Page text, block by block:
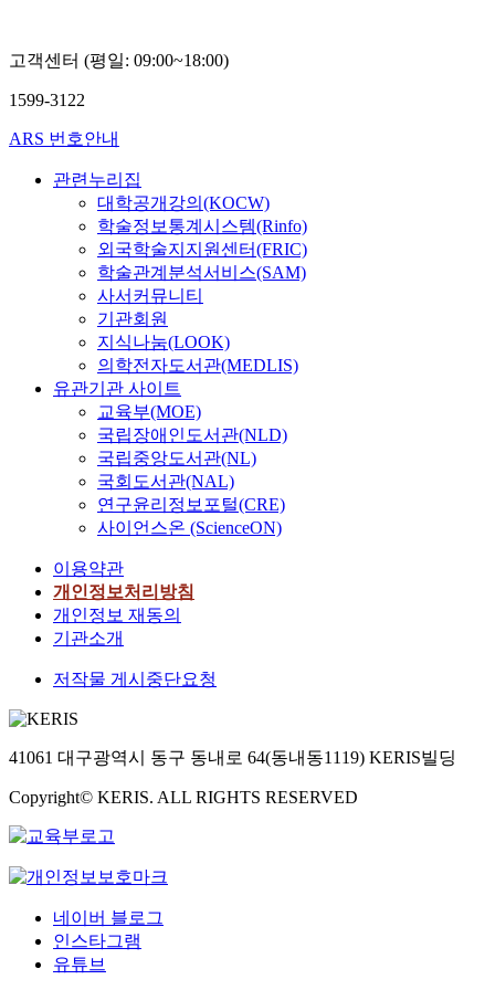
고객센터 (평일: 09:00~18:00)
1599-3122
ARS 번호안내
관련누리집
대학공개강의(KOCW)
학술정보통계시스템(Rinfo)
외국학술지지원센터(FRIC)
학술관계분석서비스(SAM)
사서커뮤니티
기관회원
지식나눔(LOOK)
의학전자도서관(MEDLIS)
유관기관 사이트
교육부(MOE)
국립장애인도서관(NLD)
국립중앙도서관(NL)
국회도서관(NAL)
연구윤리정보포털(CRE)
사이언스온 (ScienceON)
이용약관
개인정보처리방침
개인정보 재동의
기관소개
저작물 게시중단요청
41061 대구광역시 동구 동내로 64(동내동1119) KERIS빌딩
Copyright© KERIS. ALL RIGHTS RESERVED
네이버 블로그
인스타그램
유튜브